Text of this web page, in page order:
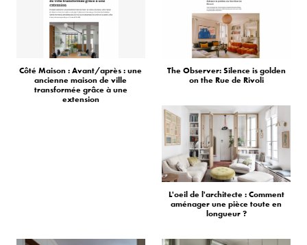
Côté Maison : Avant/après : une
ancienne maison de ville
transformée grâce à une
extension
The Observer: Silence is golden
on the Rue de Rivoli
L'oeil de l'architecte : Comment
aménager une pièce toute en
longueur ?